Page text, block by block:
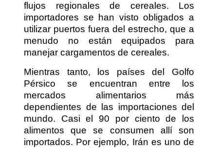
flujos regionales de cereales. Los
importadores se han visto obligados a
utilizar puertos fuera del estrecho, que a
menudo no están equipados para
manejar cargamentos de cereales.
Mientras tanto, los países del Golfo
Pérsico se encuentran entre los
mercados alimentarios más
dependientes de las importaciones del
mundo. Casi el 90 por ciento de los
alimentos que se consumen allí son
importados. Por ejemplo, Irán es uno de